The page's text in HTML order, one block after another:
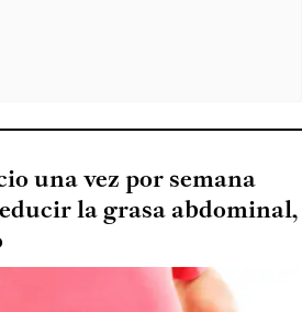
una vez por semana
la grasa abdominal,